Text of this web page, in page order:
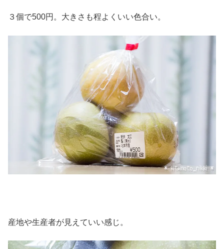
３個で500円。大きさも程よくいい色合い。
産地や生産者が見えていい感じ。